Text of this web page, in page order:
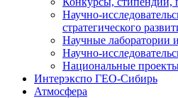
Научно-
стратегического
Научные лаборатории
Научно-
Национальные
Интерэкспо ГЕО-Сибирь
Атмосфера